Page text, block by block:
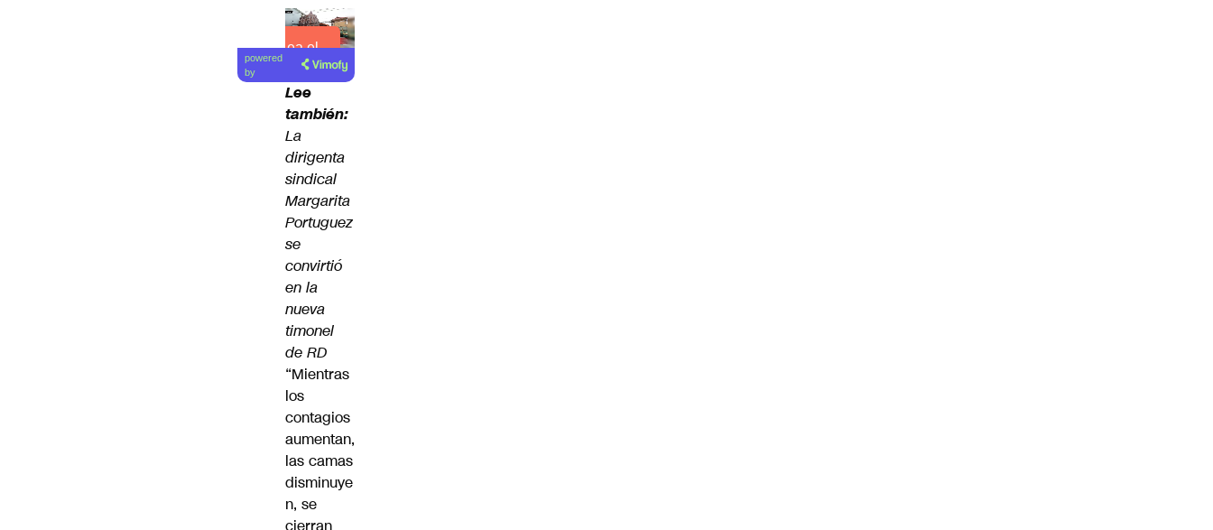
Lea el
artículo
powered
by
Lee
también:
La
dirigenta
sindical
Margarita
Portuguez
se
convirtió
en la
nueva
timonel
de RD
“Mientras
los
contagios
aumentan,
las camas
disminuye
n, se
cierran